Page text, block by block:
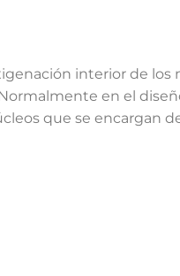
interior de los
en el
que se encargan